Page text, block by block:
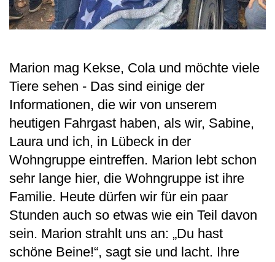
Marion mag Kekse, Cola und möchte viele
Tiere sehen - Das sind einige der
Informationen, die wir von unserem
heutigen Fahrgast haben, als wir, Sabine,
Laura und ich, in Lübeck in der
Wohngruppe eintreffen. Marion lebt schon
sehr lange hier, die Wohngruppe ist ihre
Familie. Heute dürfen wir für ein paar
Stunden auch so etwas wie ein Teil davon
sein. Marion strahlt uns an: „Du hast
schöne Beine!“, sagt sie und lacht. Ihre